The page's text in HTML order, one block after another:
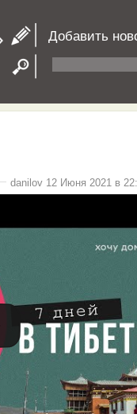
Добавить
danilov 12 Июня 2021 в